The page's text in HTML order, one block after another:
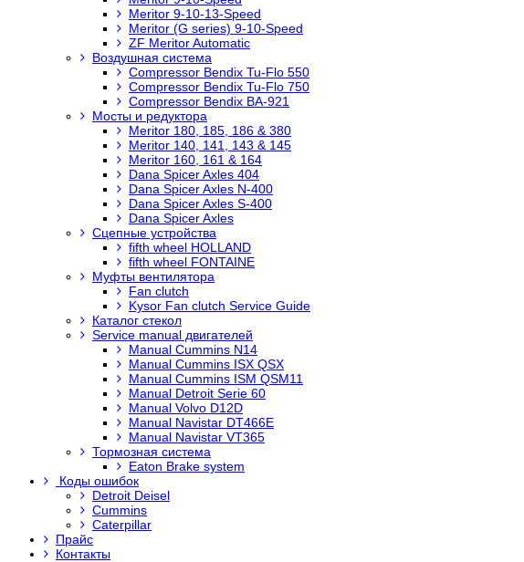
Meritor 9-10-13-Speed
Meritor (G series) 9-10-Speed
ZF Meritor Automatic
Воздушная система
Compressor Bendix Tu-Flo 550
Compressor Bendix Tu-Flo 750
Compressor Bendix BA-921
Мосты и редуктора
Meritor 180, 185, 186 & 380
Meritor 140, 141, 143 & 145
Meritor 160, 161 & 164
Dana Spicer Axles 404
Dana Spicer Axles N-400
Dana Spicer Axles S-400
Dana Spicer Axles
Сцепные устройства
fifth wheel HOLLAND
fifth wheel FONTAINE
Муфты вентилятора
Fan clutch
Kysor Fan clutch Service Guide
Каталог стекол
Service manual двигателей
Manual Cummins N14
Manual Cummins ISX QSX
Manual Cummins ISM QSM11
Manual Detroit Serie 60
Manual Volvo D12D
Manual Navistar DT466E
Manual Navistar VT365
Тормозная система
Eaton Brake system
Коды ошибок
Detroit Deisel
Cummins
Caterpillar
Прайс
Контакты